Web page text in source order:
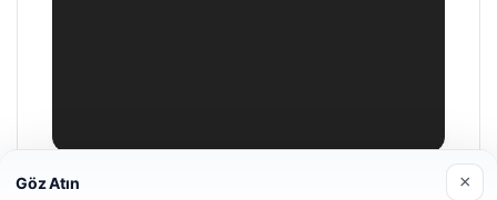
Göz Atın ×